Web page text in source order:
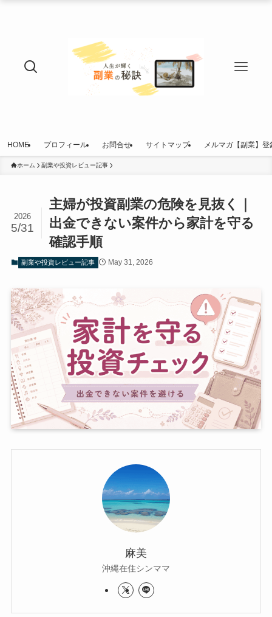
HOME プロフィール お問合せ サイトマップ メルマガ【副業】登
ホーム 副業や投資レビュー記事
主婦が投資副業の危険を見抜く｜
出金できない案件から家計を守る
確認手順
2026
5/31
副業や投資レビュー記事 May 31, 2026
麻美
沖縄在住シンママ